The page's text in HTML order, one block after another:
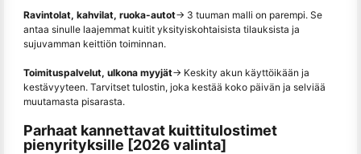
Ravintolat, kahvilat, ruoka-autot→ 3 tuuman malli on parempi. Se
antaa sinulle laajemmat kuitit yksityiskohtaisista tilauksista ja
sujuvamman keittiön toiminnan.
Toimituspalvelut, ulkona myyjät→ Keskity akun käyttöikään ja
kestävyyteen. Tarvitset tulostin, joka kestää koko päivän ja selviää
muutamasta pisarasta.
Parhaat kannettavat kuittitulostimet
pienyrityksille [2026 valinta]